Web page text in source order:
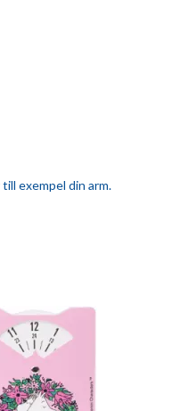
exempel din arm.